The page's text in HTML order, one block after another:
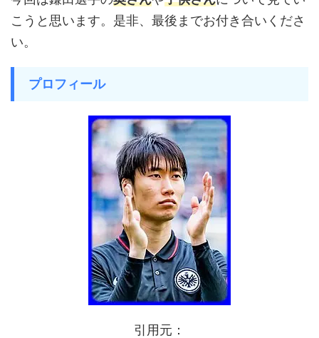
こうと思います。是非、最後までお付き合いくださ
い。
プロフィール
引用元：